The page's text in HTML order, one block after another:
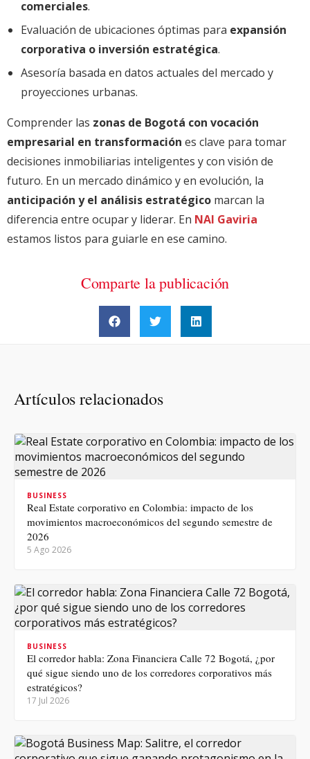
comerciales.
Evaluación de ubicaciones óptimas para expansión
corporativa o inversión estratégica.
Asesoría basada en datos actuales del mercado y
proyecciones urbanas.
Comprender las zonas de Bogotá con vocación
empresarial en transformación es clave para tomar
decisiones inmobiliarias inteligentes y con visión de
futuro. En un mercado dinámico y en evolución, la
anticipación y el análisis estratégico marcan la
diferencia entre ocupar y liderar. En NAI Gaviria
estamos listos para guiarle en ese camino.
Comparte la publicación
Artículos relacionados
BUSINESS
Real Estate corporativo en Colombia: impacto de los
movimientos macroeconómicos del segundo semestre de
2026
5 Ago 2026
BUSINESS
El corredor habla: Zona Financiera Calle 72 Bogotá, ¿por
qué sigue siendo uno de los corredores corporativos más
estratégicos?
17 Jul 2026